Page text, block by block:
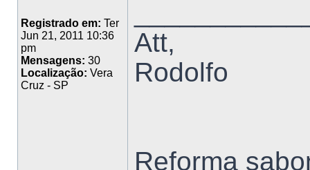
Registrado em: Ter
Jun 21, 2011 10:36
pm
Mensagens: 30
Localização: Vera
Cruz - SP
Att,
Rodolfo
Reforma